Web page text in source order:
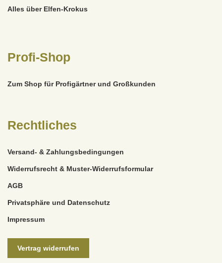
Alles über Elfen-Krokus
Profi-Shop
Zum Shop für Profigärtner und Großkunden
Rechtliches
Versand- & Zahlungsbedingungen
Widerrufsrecht & Muster-Widerrufsformular
AGB
Privatsphäre und Datenschutz
Impressum
Vertrag widerrufen